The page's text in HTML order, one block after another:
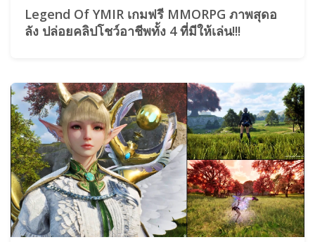
Legend Of YMIR เกมฟรี MMORPG ภาพสุดอ
ลัง ปล่อยคลิปโชว์อาชีพทั้ง 4 ที่มีให้เล่น!!!